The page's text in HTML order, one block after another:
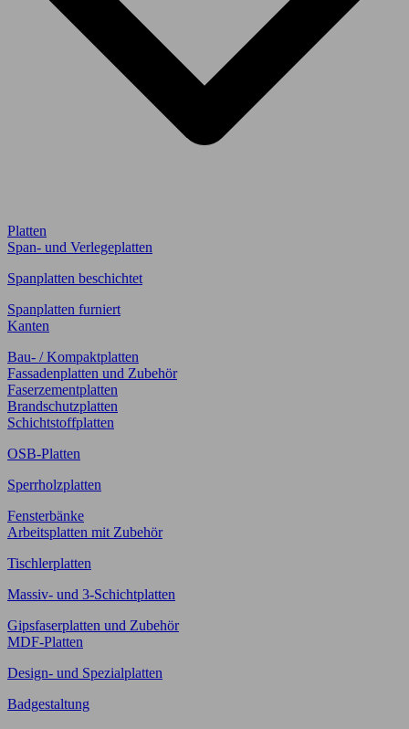
Platten
Span- und Verlegeplatten
Spanplatten beschichtet
Spanplatten furniert
Kanten
Bau- / Kompaktplatten
Fassadenplatten und Zubehör
Faserzementplatten
Brandschutzplatten
Schichtstoffplatten
OSB-Platten
Sperrholzplatten
Fensterbänke
Arbeitsplatten mit Zubehör
Tischlerplatten
Massiv- und 3-Schichtplatten
Gipsfaserplatten und Zubehör
MDF-Platten
Design- und Spezialplatten
Badgestaltung